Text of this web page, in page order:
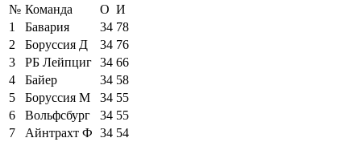
№ Команда О И
1
Бавария 34 78
2
Боруссия Д 34 76
3
РБ Лейпциг 34 66
4
Байер 34 58
5
Боруссия М 34 55
6
Вольфсбург 34 55
7
Айнтрахт Ф 34 54